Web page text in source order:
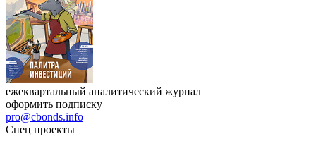
ежеквартальный аналитический журнал
оформить подписку
pro@cbonds.info
Спец проекты